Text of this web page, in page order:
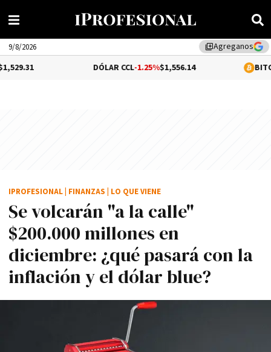
library_addAgreganos
9/8/2026
-1.25%$1,556.14 0.3%
Se volcarán "a la calle"
$200.000 millones en
diciembre: ¿qué pasará con la
inflación y el dólar blue?
IPROFESIONAL FINANZAS LO QUE VIENE